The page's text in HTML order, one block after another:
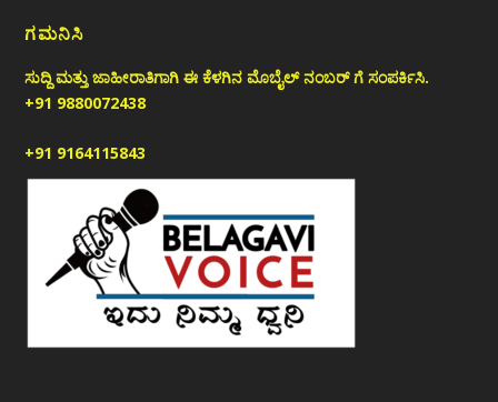
ಗಮನಿಸಿ
ಸುದ್ದಿ ಮತ್ತು ಜಾಹೀರಾತಿಗಾಗಿ ಈ ಕೆಳಗಿನ ಮೊಬೈಲ್ ನಂಬರ್ ಗೆ ಸಂಪರ್ಕಿಸಿ.
+91 9880072438
+91 9164115843